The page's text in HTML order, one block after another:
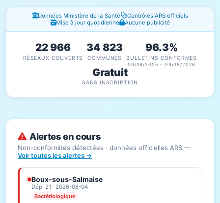
Résultats de qualité de l'eau
Fenêtres d'information
Données Ministère de la Santé
Contrôles ARS officiels
Mise à jour quotidienne
Aucune publicité
22 966
RÉSEAUX COUVERTS
34 823
COMMUNES
96.3%
BULLETINS CONFORMES
09/08/2025 – 09/08/2026
Gratuit
SANS INSCRIPTION
Alertes en cours
Non-conformités détectées · données officielles ARS —
Voir toutes les alertes →
Boux-sous-Salmaise
Dép. 21 · 2026-08-04
Bactériologique